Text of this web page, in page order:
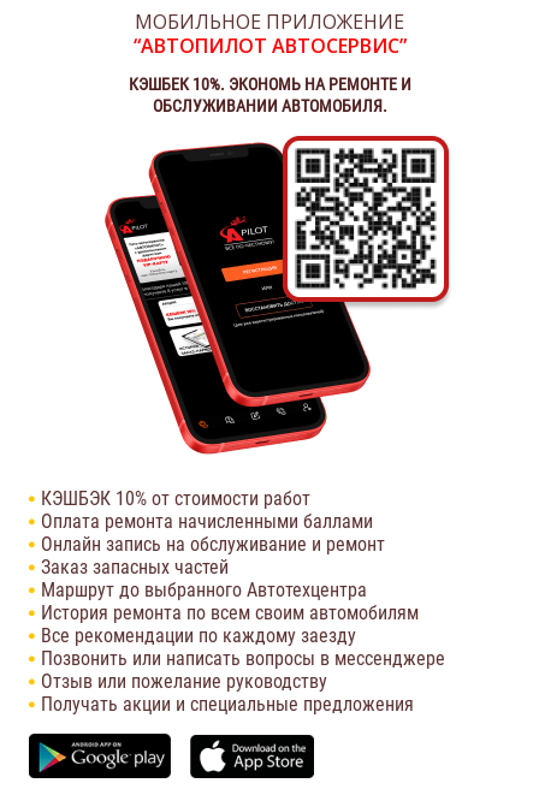
МОБИЛЬНОЕ ПРИЛОЖЕНИЕ
“АВТОПИЛОТ АВТОСЕРВИС”
КЭШБЕК 10%. ЭКОНОМЬ НА РЕМОНТЕ И
ОБСЛУЖИВАНИИ АВТОМОБИЛЯ.
КЭШБЭК 10% от стоимости работ
Оплата ремонта начисленными баллами
Онлайн запись на обслуживание и ремонт
Заказ запасных частей
Маршрут до выбранного Автотехцентра
История ремонта по всем своим автомобилям
Все рекомендации по каждому заезду
Позвонить или написать вопросы в мессенджере
Отзыв или пожелание руководству
Получать акции и специальные предложения